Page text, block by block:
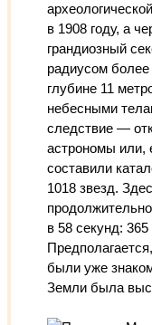
в 1908 году, а
грандиозный
радиусом
глубине 11
небесными
следствие —
астрономы или,
составили
1018 звезд.
в 58 секунд:
были уже
Земли была